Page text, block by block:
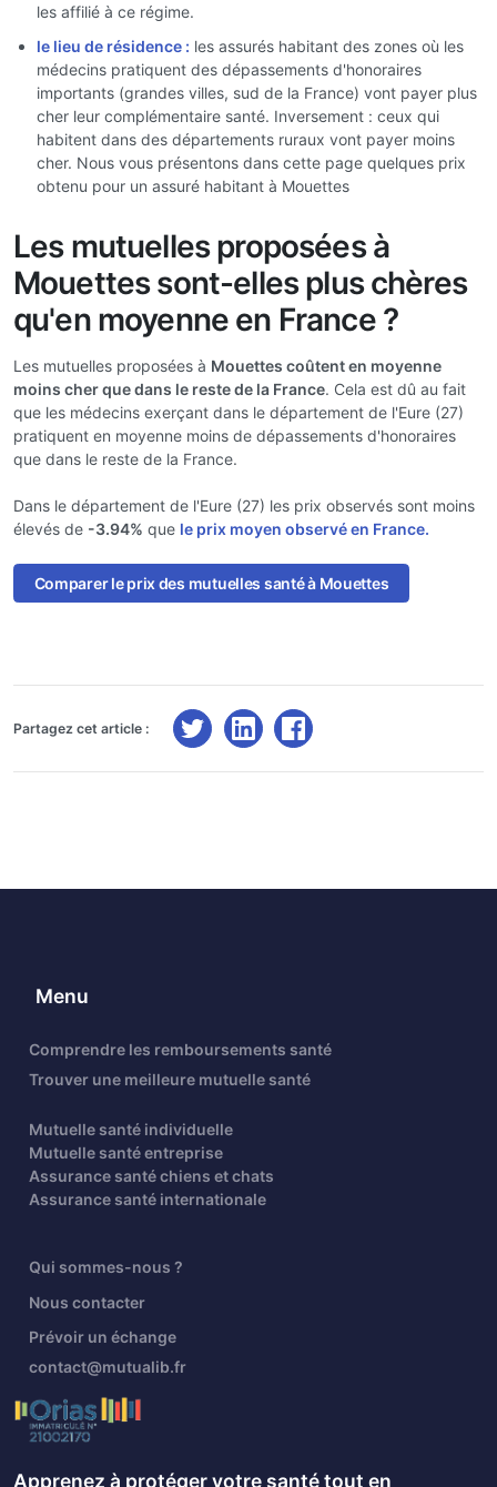
les affilié à ce régime.
le lieu de résidence : les assurés habitant des zones où les
médecins pratiquent des dépassements d'honoraires
importants (grandes villes, sud de la France) vont payer plus
cher leur complémentaire santé. Inversement : ceux qui
habitent dans des départements ruraux vont payer moins
cher. Nous vous présentons dans cette page quelques prix
obtenu pour un assuré habitant à Mouettes
Les mutuelles proposées à
Mouettes sont-elles plus chères
qu'en moyenne en France ?
Les mutuelles proposées à Mouettes coûtent en moyenne
moins cher que dans le reste de la France. Cela est dû au fait
que les médecins exerçant dans le département de l'Eure (27)
pratiquent en moyenne moins de dépassements d'honoraires
que dans le reste de la France.
Dans le département de l'Eure (27) les prix observés sont moins
élevés de -3.94% que le prix moyen observé en France.
Comparer le prix des mutuelles santé à Mouettes
Partagez cet article :
Menu
Comprendre les remboursements santé
Trouver une meilleure mutuelle santé
Mutuelle santé individuelle
Mutuelle santé entreprise
Assurance santé chiens et chats
Assurance santé internationale
Qui sommes-nous ?
Nous contacter
Prévoir un échange
contact@mutualib.fr
Apprenez à protéger votre santé tout en